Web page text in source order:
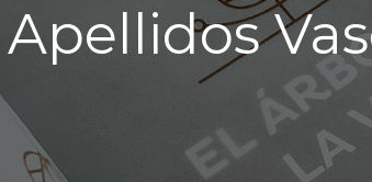
Vascos: